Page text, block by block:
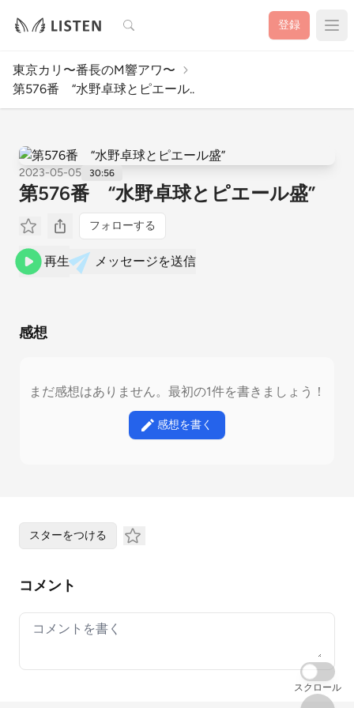
検索 登録
東京カリ〜番長のM響アワ〜
第576番 “水野卓球とピエール..
2023-05-05 30:56
第576番 “水野卓球とピエール盛”
フォローする
再生 メッセージを送信
感想
まだ感想はありません。最初の1件を書きましょう！
感想を書く
スターをつける
コメント
Your comment
スクロール